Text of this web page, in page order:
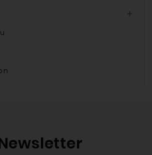
